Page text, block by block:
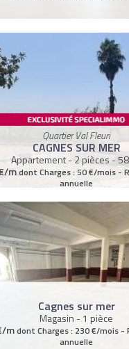
Quartier Val Fleuri
CAGNES SUR MER
Appartement - 2 pièces - 58
mdont Charges : 50 €/mois -
annuelle
Cagnes sur mer
Magasin - 1 pièce
mdont Charges : 230 €/mois -
annuelle